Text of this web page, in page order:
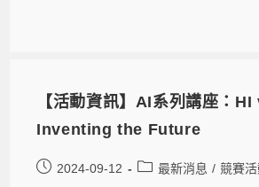
【活動資訊】AI系列講座：
Inventing the Future
2024-09-12 最新消息 / 競賽活